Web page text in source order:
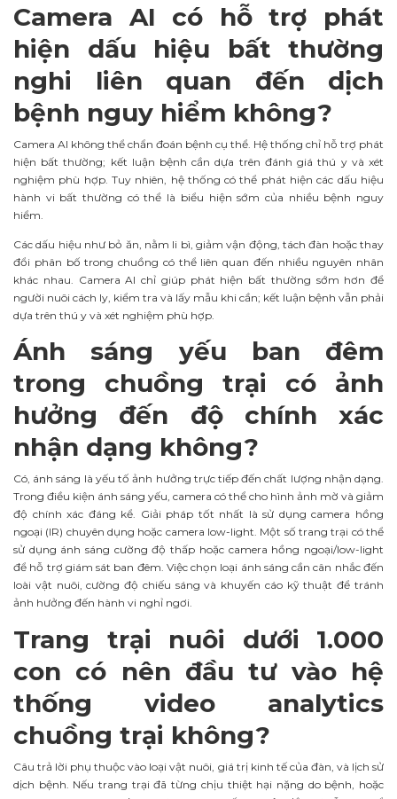
Camera AI có hỗ trợ phát
hiện dấu hiệu bất thường
nghi liên quan đến dịch
bệnh nguy hiểm không?
Camera AI không thể chẩn đoán bệnh cụ thể. Hệ thống chỉ hỗ trợ phát
hiện bất thường; kết luận bệnh cần dựa trên đánh giá thú y và xét
nghiệm phù hợp. Tuy nhiên, hệ thống có thể phát hiện các dấu hiệu
hành vi bất thường có thể là biểu hiện sớm của nhiều bệnh nguy
hiểm.
Các dấu hiệu như bỏ ăn, nằm li bì, giảm vận động, tách đàn hoặc thay
đổi phân bố trong chuồng có thể liên quan đến nhiều nguyên nhân
khác nhau. Camera AI chỉ giúp phát hiện bất thường sớm hơn để
người nuôi cách ly, kiểm tra và lấy mẫu khi cần; kết luận bệnh vẫn phải
dựa trên thú y và xét nghiệm phù hợp.
Ánh sáng yếu ban đêm
trong chuồng trại có ảnh
hưởng đến độ chính xác
nhận dạng không?
Có, ánh sáng là yếu tố ảnh hưởng trực tiếp đến chất lượng nhận dạng.
Trong điều kiện ánh sáng yếu, camera có thể cho hình ảnh mờ và giảm
độ chính xác đáng kể. Giải pháp tốt nhất là sử dụng camera hồng
ngoại (IR) chuyên dụng hoặc camera low-light. Một số trang trại có thể
sử dụng ánh sáng cường độ thấp hoặc camera hồng ngoại/low-light
để hỗ trợ giám sát ban đêm. Việc chọn loại ánh sáng cần cân nhắc đến
loài vật nuôi, cường độ chiếu sáng và khuyến cáo kỹ thuật để tránh
ảnh hưởng đến hành vi nghỉ ngơi.
Trang trại nuôi dưới 1.000
con có nên đầu tư vào hệ
thống video analytics
chuồng trại không?
Câu trả lời phụ thuộc vào loại vật nuôi, giá trị kinh tế của đàn, và lịch sử
dịch bệnh. Nếu trang trại đã từng chịu thiệt hại nặng do bệnh, hoặc